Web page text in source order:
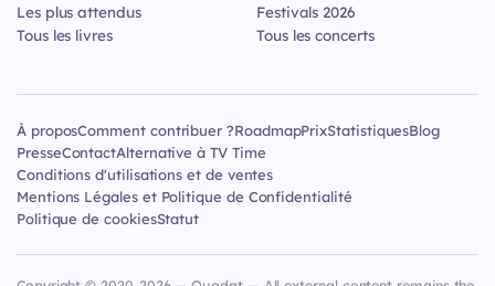
Les plus attendus
Tous les livres
Festivals 2026
Tous les concerts
À proposComment contribuer ?RoadmapPrixStatistiquesBlog
PresseContactAlternative à TV Time
Conditions d'utilisations et de ventes
Mentions Légales et Politique de Confidentialité
Politique de cookiesStatut